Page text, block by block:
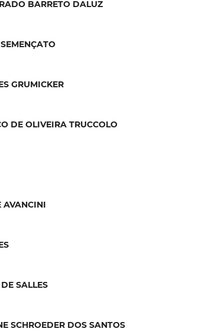
BARRETO DALUZ
GRUMICKER
DE OLIVEIRA TRUCCOLO
AVANCINI
SALLES
SCHROEDER DOS SANTOS